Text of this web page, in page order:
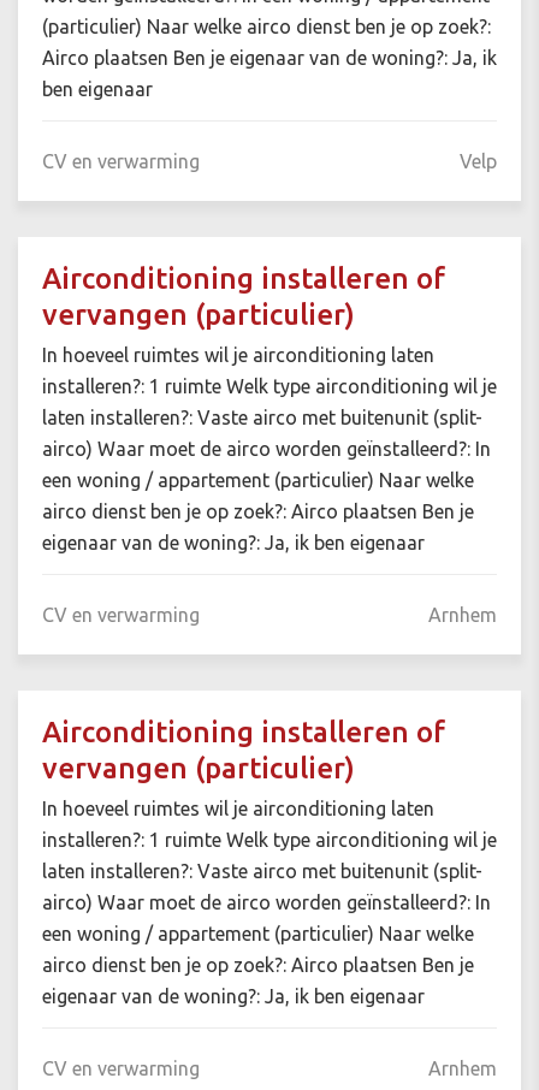
(particulier) Naar welke airco dienst ben je op zoek?:
Airco plaatsen Ben je eigenaar van de woning?: Ja, ik
ben eigenaar
CV en verwarming Velp
Airconditioning installeren of
vervangen (particulier)
In hoeveel ruimtes wil je airconditioning laten
installeren?: 1 ruimte Welk type airconditioning wil je
laten installeren?: Vaste airco met buitenunit (split-
airco) Waar moet de airco worden geïnstalleerd?: In
een woning / appartement (particulier) Naar welke
airco dienst ben je op zoek?: Airco plaatsen Ben je
eigenaar van de woning?: Ja, ik ben eigenaar
CV en verwarming Arnhem
Airconditioning installeren of
vervangen (particulier)
In hoeveel ruimtes wil je airconditioning laten
installeren?: 1 ruimte Welk type airconditioning wil je
laten installeren?: Vaste airco met buitenunit (split-
airco) Waar moet de airco worden geïnstalleerd?: In
een woning / appartement (particulier) Naar welke
airco dienst ben je op zoek?: Airco plaatsen Ben je
eigenaar van de woning?: Ja, ik ben eigenaar
CV en verwarming Arnhem